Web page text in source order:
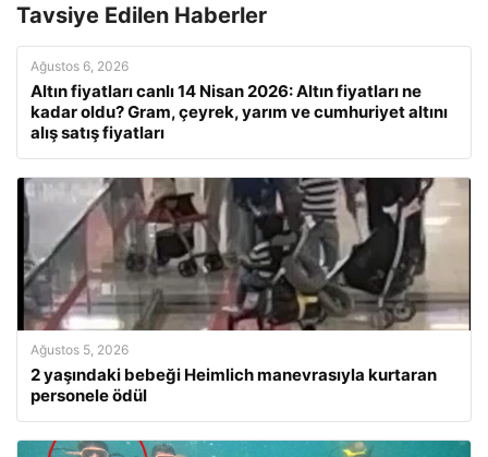
Tavsiye Edilen Haberler
Ağustos 6, 2026
Altın fiyatları canlı 14 Nisan 2026: Altın fiyatları ne
kadar oldu? Gram, çeyrek, yarım ve cumhuriyet altını
alış satış fiyatları
Ağustos 5, 2026
2 yaşındaki bebeği Heimlich manevrasıyla kurtaran
personele ödül